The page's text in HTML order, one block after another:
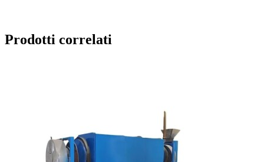
Prodotti correlati